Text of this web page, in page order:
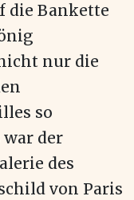
die Bankette
nur die
so
der
des
von Paris